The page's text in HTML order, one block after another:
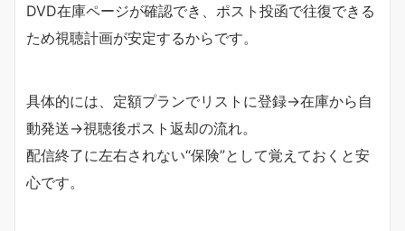
DVD在庫ページが確認でき、ポスト投函で往復できる
ため視聴計画が安定するからです。
具体的には、定額プランでリストに登録→在庫から自
動発送→視聴後ポスト返却の流れ。
配信終了に左右されない“保険”として覚えておくと安
心です。